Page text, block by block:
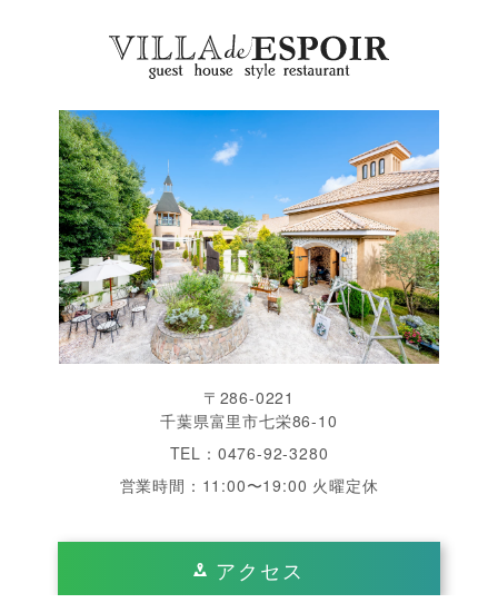
〒286-0221
千葉県富里市七栄86-10
TEL：0476-92-3280
営業時間：11:00〜19:00 火曜定休
アクセス